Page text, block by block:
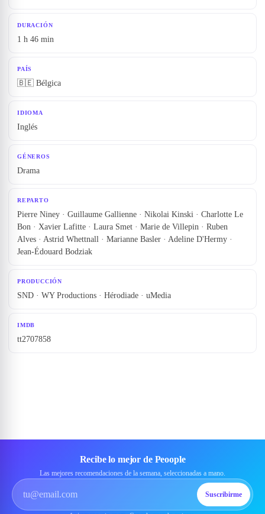
DURACIÓN
1 h 46 min
PAÍS
🇧🇪 Bélgica
IDIOMA
Inglés
GÉNEROS
Drama
REPARTO
Pierre Niney · Guillaume Gallienne · Nikolai Kinski · Charlotte Le
Bon · Xavier Lafitte · Laura Smet · Marie de Villepin · Ruben
Alves · Astrid Whettnall · Marianne Basler · Adeline D'Hermy ·
Jean-Édouard Bodziak
PRODUCCIÓN
SND · WY Productions · Hérodiade · uMedia
IMDB
tt2707858
Recibe lo mejor de Peoople
Las mejores recomendaciones de la semana, seleccionadas a mano.
Suscribirme